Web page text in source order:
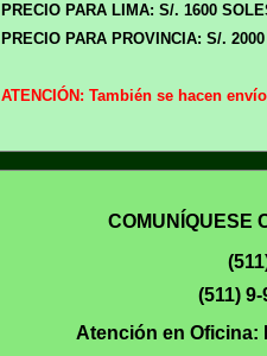
PRECIO PARA LIMA: S/. 1600
PRECIO PARA PROVINCIA: S/.
ATENCIÓN: También se hacen
COMUNÍQUESE
(511) 9-
Atención en Oficina: